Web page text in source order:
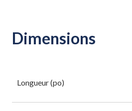
Dimensions
Longueur (po)